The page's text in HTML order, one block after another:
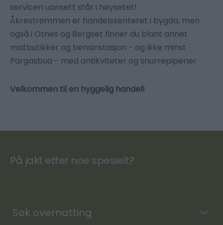
servicen uansett står i høysetet!
Åkrestrømmen er handelssenteret i bygda, men
også i Otnes og Bergset finner du blant annet
matbutikker og bensinstasjon - og ikke minst
Pargasbua - med antikviteter og snurrepiperier
Velkommen til en hyggelig handel!
På jakt etter noe spesielt?
Søk overnatting